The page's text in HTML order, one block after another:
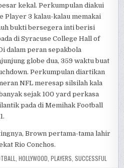
kekal. Perkumpulan diakui
Player 3 kalau-kalau memakai
bukti bersegera inti berisi
di Syracuse College Hall of
dalam peran sepakbola
globe dua, 359 waktu buat
Perkumpulan diartikan
NFL meresap silsilah kala
sejak 100 yard perkasa
pada di Memihak Football
Brown pertama-tama lahir
Rio Conchos.
HOLLYWOOD PLAYERS SUCCESSFUL